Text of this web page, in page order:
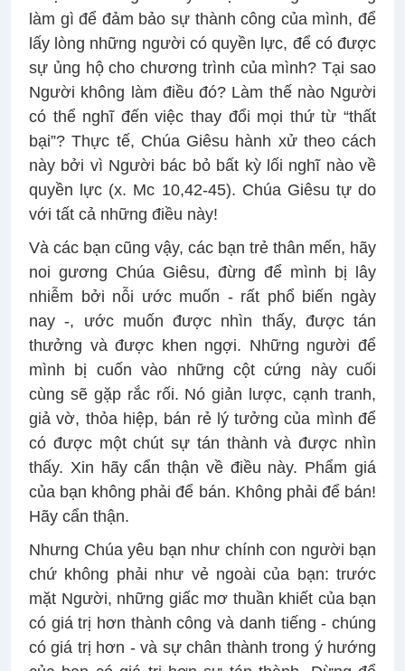
làm gì để đảm bảo sự thành công của mình, để
lấy lòng những người có quyền lực, để có được
sự ủng hộ cho chương trình của mình? Tại sao
Người không làm điều đó? Làm thế nào Người
có thể nghĩ đến việc thay đổi mọi thứ từ “thất
bại”? Thực tế, Chúa Giêsu hành xử theo cách
này bởi vì Người bác bỏ bất kỳ lối nghĩ nào về
quyền lực (x. Mc 10,42-45). Chúa Giêsu tự do
với tất cả những điều này!
Và các bạn cũng vậy, các bạn trẻ thân mến, hãy
noi gương Chúa Giêsu, đừng để mình bị lây
nhiễm bởi nỗi ước muốn - rất phổ biến ngày
nay -, ước muốn được nhìn thấy, được tán
thưởng và được khen ngợi. Những người để
mình bị cuốn vào những cột cứng này cuối
cùng sẽ gặp rắc rối. Nó giản lược, cạnh tranh,
giả vờ, thỏa hiệp, bán rẻ lý tưởng của mình để
có được một chút sự tán thành và được nhìn
thấy. Xin hãy cẩn thận về điều này. Phẩm giá
của bạn không phải để bán. Không phải để bán!
Hãy cẩn thận.
Nhưng Chúa yêu bạn như chính con người bạn
chứ không phải như vẻ ngoài của bạn: trước
mặt Người, những giấc mơ thuần khiết của bạn
có giá trị hơn thành công và danh tiếng - chúng
có giá trị hơn - và sự chân thành trong ý hướng